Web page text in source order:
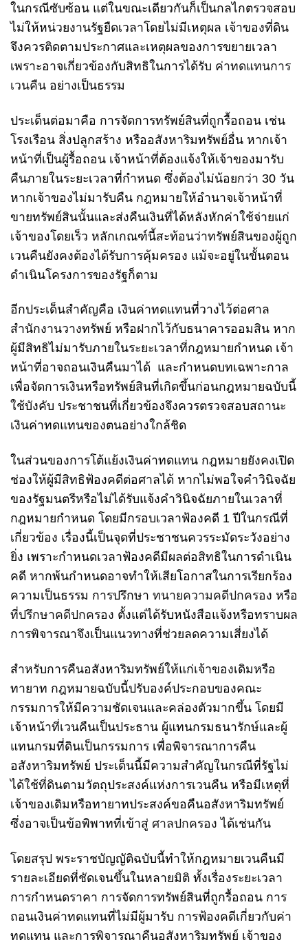
ในกรณีซับซ้อน แต่ในขณะเดียวกันก็เป็นกลไกตรวจสอบ
ไม่ให้หน่วยงานรัฐยืดเวลาโดยไม่มีเหตุผล เจ้าของที่ดิน
จึงควรติดตามประกาศและเหตุผลของการขยายเวลา
เพราะอาจเกี่ยวข้องกับสิทธิในการได้รับ ค่าทดแทนการ
เวนคืน อย่างเป็นธรรม
ประเด็นต่อมาคือ การจัดการทรัพย์สินที่ถูกรื้อถอน เช่น
โรงเรือน สิ่งปลูกสร้าง หรืออสังหาริมทรัพย์อื่น หากเจ้า
หน้าที่เป็นผู้รื้อถอน เจ้าหน้าที่ต้องแจ้งให้เจ้าของมารับ
คืนภายในระยะเวลาที่กำหนด ซึ่งต้องไม่น้อยกว่า 30 วัน
หากเจ้าของไม่มารับคืน กฎหมายให้อำนาจเจ้าหน้าที่
ขายทรัพย์สินนั้นและส่งคืนเงินที่ได้หลังหักค่าใช้จ่ายแก่
เจ้าของโดยเร็ว หลักเกณฑ์นี้สะท้อนว่าทรัพย์สินของผู้ถูก
เวนคืนยังคงต้องได้รับการคุ้มครอง แม้จะอยู่ในขั้นตอน
ดำเนินโครงการของรัฐก็ตาม
อีกประเด็นสำคัญคือ เงินค่าทดแทนที่วางไว้ต่อศาล
สำนักงานวางทรัพย์ หรือฝากไว้กับธนาคารออมสิน หาก
ผู้มีสิทธิไม่มารับภายในระยะเวลาที่กฎหมายกำหนด เจ้า
หน้าที่อาจถอนเงินคืนมาได้ และกำหนดบทเฉพาะกาล
เพื่อจัดการเงินหรือทรัพย์สินที่เกิดขึ้นก่อนกฎหมายฉบับนี้
ใช้บังคับ ประชาชนที่เกี่ยวข้องจึงควรตรวจสอบสถานะ
เงินค่าทดแทนของตนอย่างใกล้ชิด
ในส่วนของการโต้แย้งเงินค่าทดแทน กฎหมายยังคงเปิด
ช่องให้ผู้มีสิทธิฟ้องคดีต่อศาลได้ หากไม่พอใจคำวินิจฉัย
ของรัฐมนตรีหรือไม่ได้รับแจ้งคำวินิจฉัยภายในเวลาที่
กฎหมายกำหนด โดยมีกรอบเวลาฟ้องคดี 1 ปีในกรณีที่
เกี่ยวข้อง เรื่องนี้เป็นจุดที่ประชาชนควรระมัดระวังอย่าง
ยิ่ง เพราะกำหนดเวลาฟ้องคดีมีผลต่อสิทธิในการดำเนิน
คดี หากพ้นกำหนดอาจทำให้เสียโอกาสในการเรียกร้อง
ความเป็นธรรม การปรึกษา ทนายความคดีปกครอง หรือ
ที่ปรึกษาคดีปกครอง ตั้งแต่ได้รับหนังสือแจ้งหรือทราบผล
การพิจารณาจึงเป็นแนวทางที่ช่วยลดความเสี่ยงได้
สำหรับการคืนอสังหาริมทรัพย์ให้แก่เจ้าของเดิมหรือ
ทายาท กฎหมายฉบับนี้ปรับองค์ประกอบของคณะ
กรรมการให้มีความชัดเจนและคล่องตัวมากขึ้น โดยมี
เจ้าหน้าที่เวนคืนเป็นประธาน ผู้แทนกรมธนารักษ์และผู้
แทนกรมที่ดินเป็นกรรมการ เพื่อพิจารณาการคืน
อสังหาริมทรัพย์ ประเด็นนี้มีความสำคัญในกรณีที่รัฐไม่
ได้ใช้ที่ดินตามวัตถุประสงค์แห่งการเวนคืน หรือมีเหตุที่
เจ้าของเดิมหรือทายาทประสงค์ขอคืนอสังหาริมทรัพย์
ซึ่งอาจเป็นข้อพิพาทที่เข้าสู่ ศาลปกครอง ได้เช่นกัน
โดยสรุป พระราชบัญญัติฉบับนี้ทำให้กฎหมายเวนคืนมี
รายละเอียดที่ชัดเจนขึ้นในหลายมิติ ทั้งเรื่องระยะเวลา
การกำหนดราคา การจัดการทรัพย์สินที่ถูกรื้อถอน การ
ถอนเงินค่าทดแทนที่ไม่มีผู้มารับ การฟ้องคดีเกี่ยวกับค่า
ทดแทน และการพิจารณาคืนอสังหาริมทรัพย์ เจ้าของ